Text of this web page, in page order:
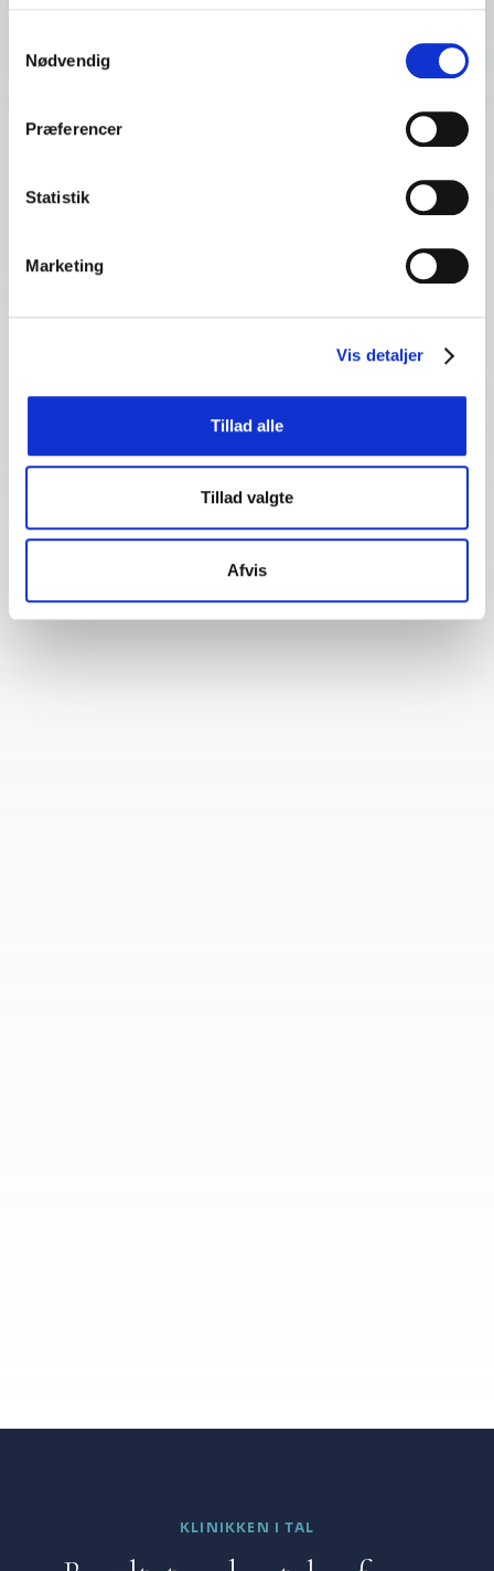
Nødvendig
Præferencer
Statistik
Marketing
Vis detaljer
Tillad alle
Tillad valgte
Afvis
KLINIKKEN I TAL